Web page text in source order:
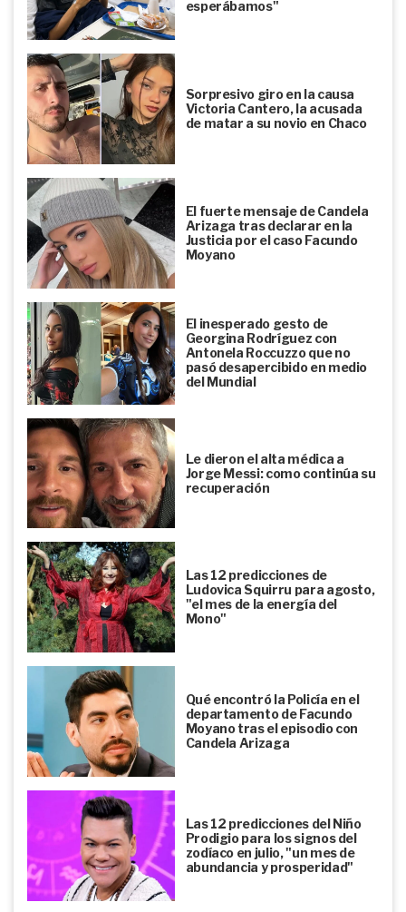
esperábamos"
Sorpresivo giro en la causa
Victoria Cantero, la acusada
de matar a su novio en Chaco
El fuerte mensaje de Candela
Arizaga tras declarar en la
Justicia por el caso Facundo
Moyano
El inesperado gesto de
Georgina Rodríguez con
Antonela Roccuzzo que no
pasó desapercibido en medio
del Mundial
Le dieron el alta médica a
Jorge Messi: como continúa su
recuperación
Las 12 predicciones de
Ludovica Squirru para agosto,
"el mes de la energía del
Mono"
Qué encontró la Policía en el
departamento de Facundo
Moyano tras el episodio con
Candela Arizaga
Las 12 predicciones del Niño
Prodigio para los signos del
zodíaco en julio, "un mes de
abundancia y prosperidad"